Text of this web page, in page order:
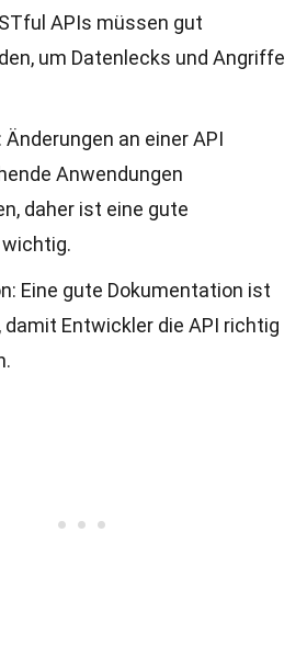
APIs müssen gut
um Datenlecks und Angriffe
an einer API
Anwendungen
daher ist eine gute
Eine gute Dokumentation ist
Entwickler die API richtig